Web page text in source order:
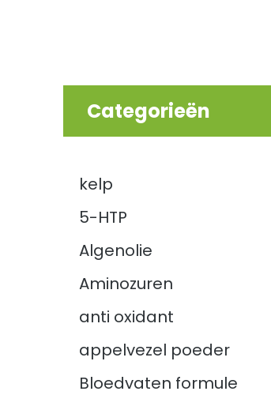
Categorieën
Supplementen
kelp
5-HTP
Algenolie
Aminozuren
anti oxidant
appelvezel poeder
Bloedvaten formule